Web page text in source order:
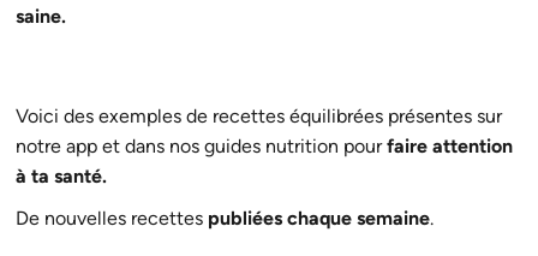
saine.
Voici des exemples de recettes équilibrées présentes sur
notre app et dans nos guides nutrition pourfaire attention
à ta santé.
De nouvelles recettes publiées chaque semaine.